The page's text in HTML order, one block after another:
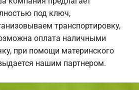
под ключ,
транспортировку,
оплата наличными
при помощи материнского
нашим партнером.